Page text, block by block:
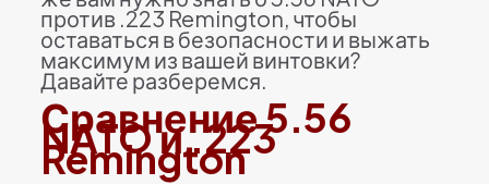
против .223 Remington, чтобы
оставаться в безопасности и выжать
максимум из вашей винтовки?
Давайте разберемся.
Сравнение 5.56
NATO и .223
Remington